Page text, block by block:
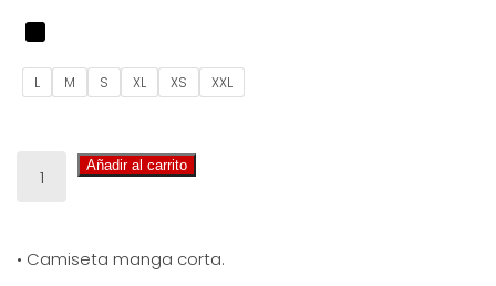
L M S XL XS XXL
CAMISETA
OYE
Añadir al carrito
• Camiseta manga corta.